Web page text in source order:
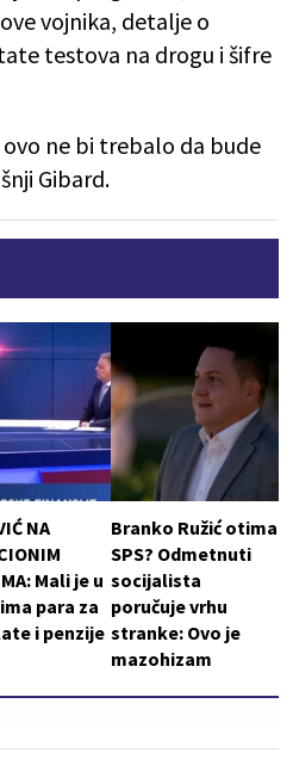
vojnika, detalje o
testova na drogu i šifre
ne bi trebalo da bude
Gibard.
NA
Mali je u
para za
i penzije
Branko Ružić otima
SPS? Odmetnuti
socijalista
poručuje vrhu
stranke: Ovo je
mazohizam